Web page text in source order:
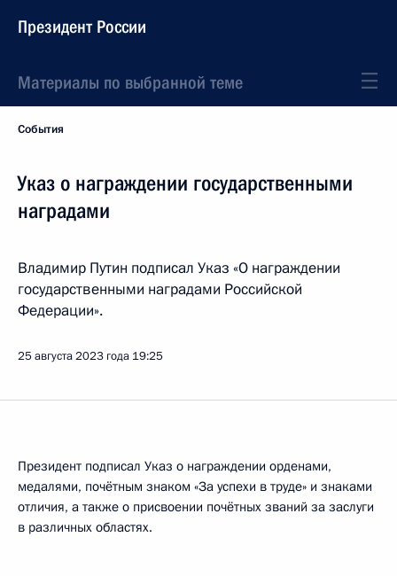
Президент России
Материалы по выбранной теме
События
Указ о награждении государственными
наградами
Владимир Путин подписал Указ «О награждении
государственными наградами Российской
Федерации».
25 августа 2023 года 19:25
Президент подписал Указ о награждении орденами,
медалями, почётным знаком «За успехи в труде» и знаками
отличия, а также о присвоении почётных званий за заслуги
в различных областях.